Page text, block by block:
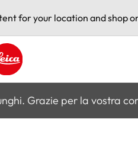
for your location and shop
logo - Home
Grazie per la vostra